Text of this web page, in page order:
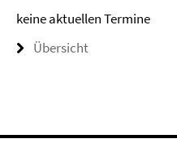
keine aktuellen Termine
Übersicht